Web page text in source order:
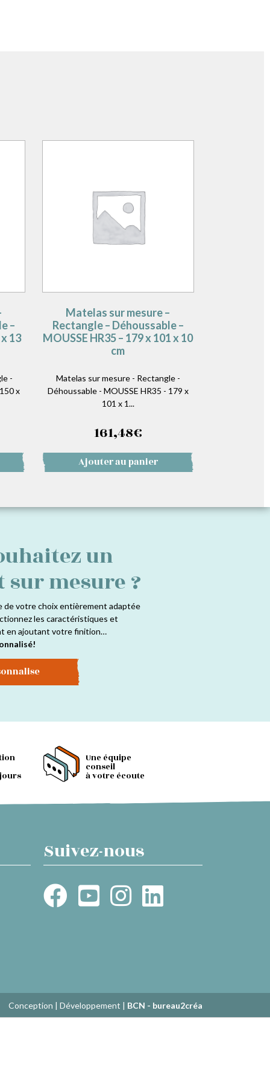
–
13
-
x
Matelas sur mesure –
Rectangle – Déhoussable –
MOUSSE HR35 – 179 x 101 x 10
cm
Matelas sur mesure - Rectangle -
Déhoussable - MOUSSE HR35 - 179 x
101 x 1...
161,48€
Ajouter au panier
un
mesure ?
de votre choix entièrement adaptée
les caractéristiques et
en ajoutant votre finition…
Une équipe
conseil
à votre écoute
Suivez-nous
Conception | Développement | BCN - bureau2créa